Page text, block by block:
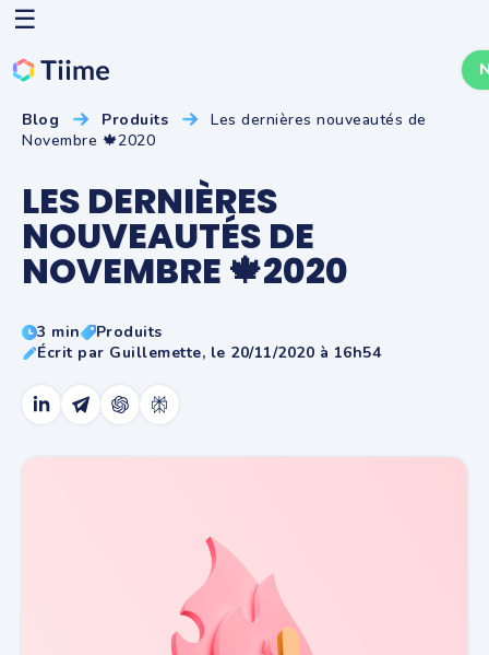
☰
Blog Produits
Les dernières nouveautés de
Novembre 🍁2020
LES DERNIÈRES
NOUVEAUTÉS DE
NOVEMBRE 🍁2020
3 min
Produits
Écrit par Guillemette, le 20/11/2020 à 16h54